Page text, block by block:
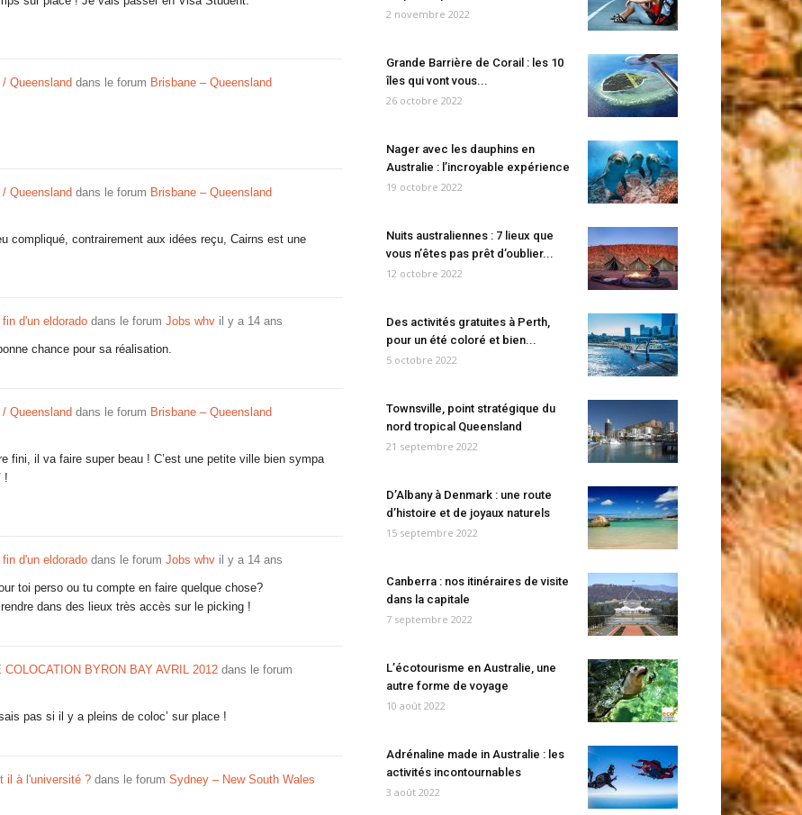
Queensland dans le forum Brisbane – Queensland
Queensland dans le forum Brisbane – Queensland
compliqué, contrairement aux idées reçu, Cairns est une
d'un eldorado dans le forum Jobs whv il y a 14 ans
chance pour sa réalisation.
Queensland dans le forum Brisbane – Queensland
fini, il va faire super beau ! C’est une petite ville bien sympa
!
d'un eldorado dans le forum Jobs whv il y a 14 ans
toi perso ou tu compte en faire quelque chose?
dans des lieux très accès sur le picking !
COLOCATION BYRON BAY AVRIL 2012 dans le forum
pas si il y a pleins de coloc’ sur place !
il à l'université ? dans le forum Sydney – New South Wales
2 novembre 2022
Grande Barrière de Corail : les 10
îles qui vont vous...
26 octobre 2022
Nager avec les dauphins en
Australie : l’incroyable expérience
19 octobre 2022
Nuits australiennes : 7 lieux que
vous n’êtes pas prêt d’oublier...
12 octobre 2022
Des activités gratuites à Perth,
pour un été coloré et bien...
5 octobre 2022
Townsville, point stratégique du
nord tropical Queensland
21 septembre 2022
D’Albany à Denmark : une route
d’histoire et de joyaux naturels
15 septembre 2022
Canberra : nos itinéraires de visite
dans la capitale
7 septembre 2022
L’écotourisme en Australie, une
autre forme de voyage
10 août 2022
Adrénaline made in Australie : les
activités incontournables
3 août 2022